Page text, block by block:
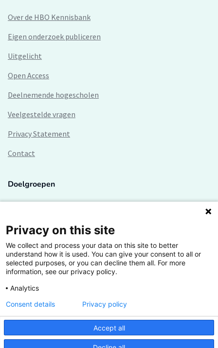
Over de HBO Kennisbank
Eigen onderzoek publiceren
Uitgelicht
Open Access
Deelnemende hogescholen
Veelgestelde vragen
Privacy Statement
Contact
Doelgroepen
Lectoren en onderzoekers
Bedrijven
Hogescholen
De grootste kennisbank van het HBO
Inspiratie op jouw vakgebied
Privacy on this site
We collect and process your data on this site to better
understand how it is used. You can give your consent to all or
selected purposes, or you can decline them all. For more
information, see our privacy policy.
Analytics
Accept all
Consent details Privacy policy